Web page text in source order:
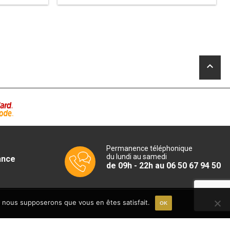
initial
prix
keyboard_arrow_up
Permanence téléphonique
du lundi au samedi
de 09h - 22h au 06 50 67 94 50
supposerons que vous en êtes satisfait. OK